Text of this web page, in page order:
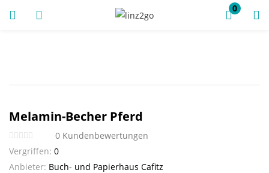
0
ANMELDUNG
Geben Sie Ihren Benutzernamen und Ihr Passwort ein, um
sich anzumelden.
Melamin-Becher Pferd
0 Kundenbewertungen
Vergriffen: 0
Anbieter: Buch- und Papierhaus Cafitz